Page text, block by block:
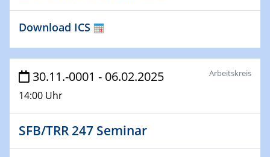
Physikalisches Kolloquium
Watching electrons move inside atoms and molecules
13.11.2024
GDCh Kolloquium
Physikalisches Kolloquium
Download ICS
30.11.-0001 - 06.02.2025
14:00 Uhr
Arbeitskreis
SFB/TRR 247 Seminar